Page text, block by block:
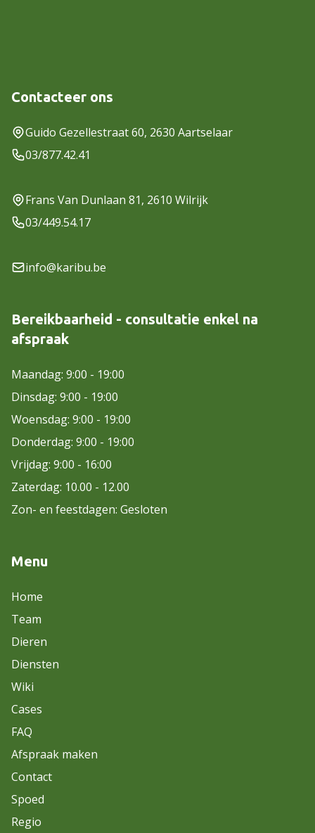
Contacteer ons
Guido Gezellestraat 60, 2630 Aartselaar
03/877.42.41
Frans Van Dunlaan 81, 2610 Wilrijk
03/449.54.17
info@karibu.be
Bereikbaarheid - consultatie enkel na
afspraak
Maandag: 9:00 - 19:00
Dinsdag: 9:00 - 19:00
Woensdag: 9:00 - 19:00
Donderdag: 9:00 - 19:00
Vrijdag: 9:00 - 16:00
Zaterdag: 10.00 - 12.00
Zon- en feestdagen: Gesloten
Menu
Home
Team
Dieren
Diensten
Wiki
Cases
FAQ
Afspraak maken
Contact
Spoed
Regio